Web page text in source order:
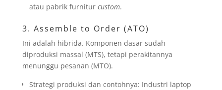
atau pabrik furnitur custom.
3. Assemble to Order (ATO)
Ini adalah hibrida. Komponen dasar sudah
diproduksi massal (MTS), tetapi perakitannya
menunggu pesanan (MTO).
Strategi produksi dan contohnya: Industri laptop